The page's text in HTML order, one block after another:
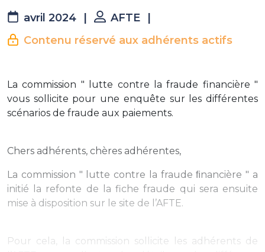
avril 2024 AFTE
Contenu réservé aux adhérents actifs
La commission " lutte contre la fraude financière "
vous sollicite pour une enquête sur les différentes
scénarios de fraude aux paiements.
Chers adhérents, chères adhérentes,
La commission " lutte contre la fraude ﬁnancière " a
initié la refonte de la fiche fraude qui sera ensuite
mise à disposition sur le site de l’AFTE.
Pour cela, la commission sollicite les adhérents de